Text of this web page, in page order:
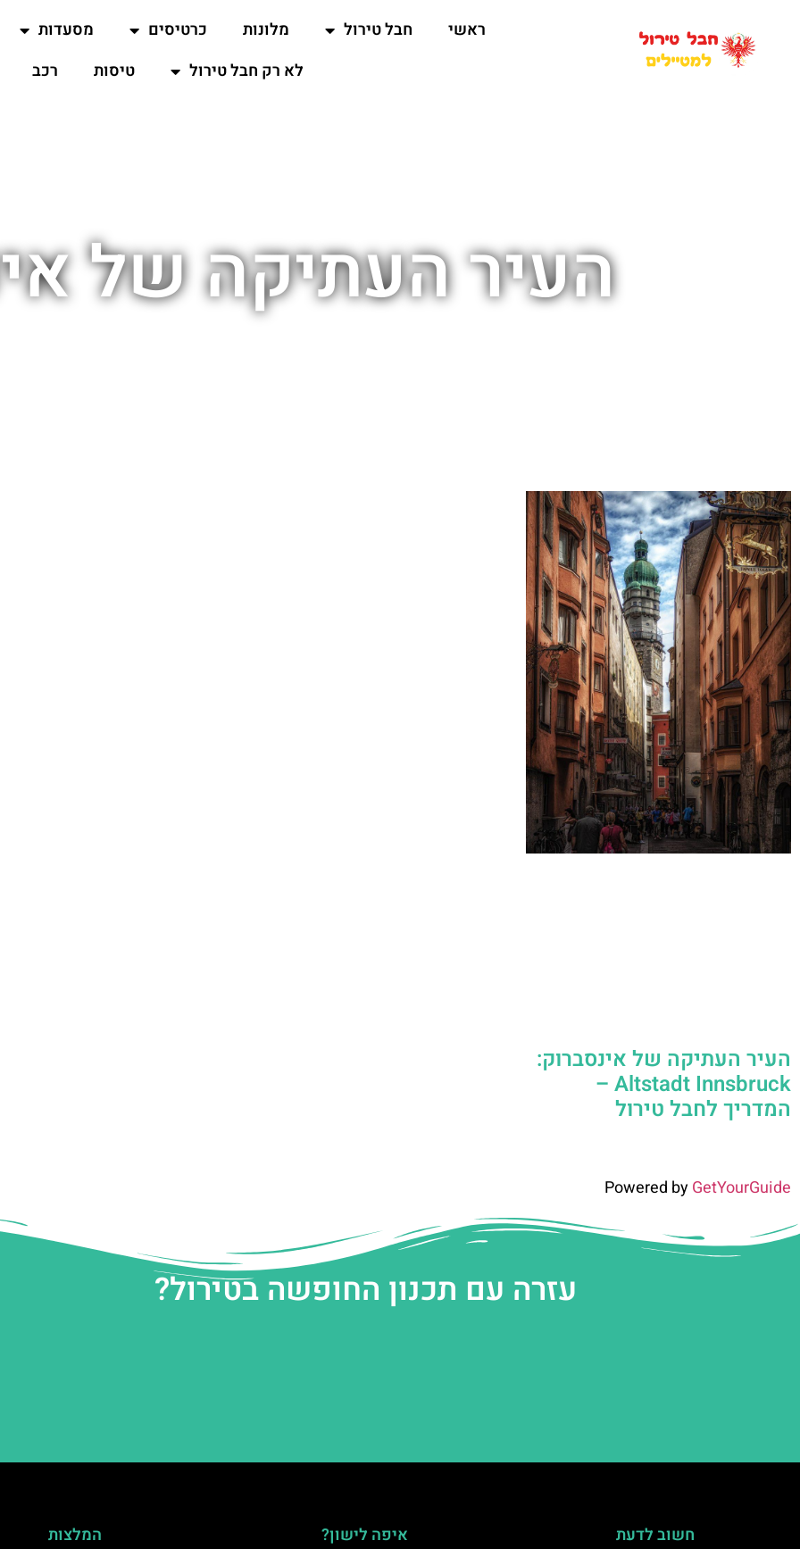
ראשי חבל טירול מלונות כרטיסים
מסעדות
לא רק חבל טירול
טיסות רכב
העיר העתיקה של
העיר העתיקה של אינסברוק:
Altstadt Innsbruck –
המדריך לחבל טירול
Powered byGetYourGuide
עזרה עם תכנון החופשה בטירול?
חשוב לדעת
איפה לישון?
המלצות